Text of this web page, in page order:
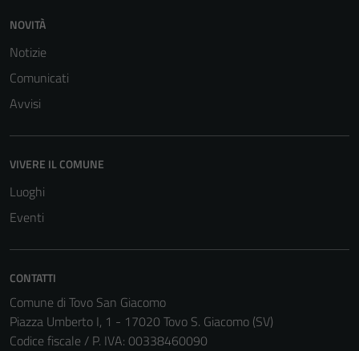
NOVITÀ
Notizie
Comunicati
Avvisi
VIVERE IL COMUNE
Luoghi
Eventi
CONTATTI
Comune di Tovo San Giacomo
Piazza Umberto I, 1 - 17020 Tovo S. Giacomo (SV)
Codice fiscale / P. IVA: 00338460090